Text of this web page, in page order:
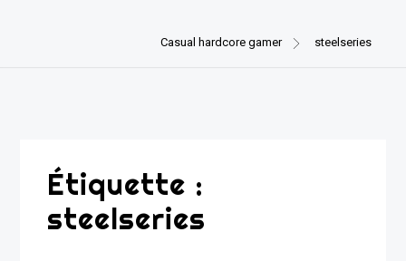
Casual hardcore gamer steelseries
Étiquette :
steelseries